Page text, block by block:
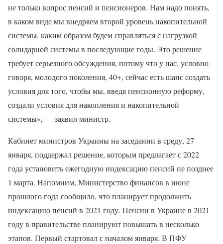
не только вопрос пенсий и пенсионеров. Нам надо понять,
в каком виде мы внедряем второй уровень накопительной
системы, каким образом будем справляться с нагрузкой
солидарной системы в последующие годы. Это решение
требует серьезного обсуждения, потому что у нас, условно
говоря, молодого поколения, 40+, сейчас есть шанс создать
условия для того, чтобы мы, введя пенсионную реформу,
создали условия для накопления и накопительной
системы», — заявил министр.
Кабинет министров Украины на заседании в среду, 27
января, поддержал решение, которым предлагает с 2022
года установить ежегодную индексацию пенсий не позднее
1 марта. Напомним, Министерство финансов в июне
прошлого года сообщило, что планирует продолжить
индексацию пенсий в 2021 году. Пенсии в Украине в 2021
году в правительстве планируют повышать в несколько
этапов. Первый стартовал с началом января. В ПФУ